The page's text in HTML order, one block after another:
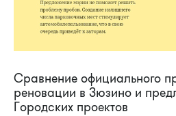
Сравнение официального
реновации в Зюзино и
Городских проектов